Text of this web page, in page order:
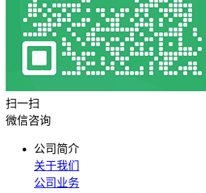
扫一扫
微信咨询
公司简介
关于我们
公司业务